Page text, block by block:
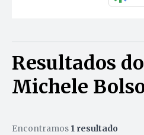
Resultados
Michele
Encontramos 1 resultado